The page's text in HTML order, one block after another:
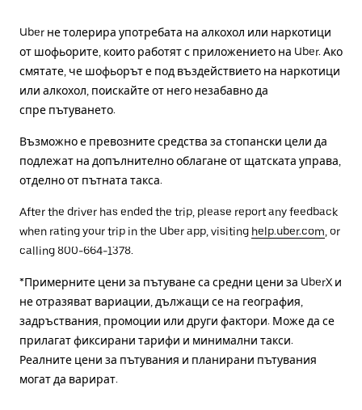
Uber не толерира употребата на алкохол или наркотици
от шофьорите, които работят с приложението на Uber. Ако
смятате, че шофьорът е под въздействието на наркотици
или алкохол, поискайте от него незабавно да
спре пътуването.
Възможно е превозните средства за стопански цели да
подлежат на допълнително облагане от щатската управа,
отделно от пътната такса.
After the driver has ended the trip, please report any feedback
when rating your trip in the Uber app, visiting help.uber.com , or
calling 800-664-1378.
*Примерните цени за пътуване са средни цени за UberX и
не отразяват вариации, дължащи се на география,
задръствания, промоции или други фактори. Може да се
прилагат фиксирани тарифи и минимални такси.
Реалните цени за пътувания и планирани пътувания
могат да варират.